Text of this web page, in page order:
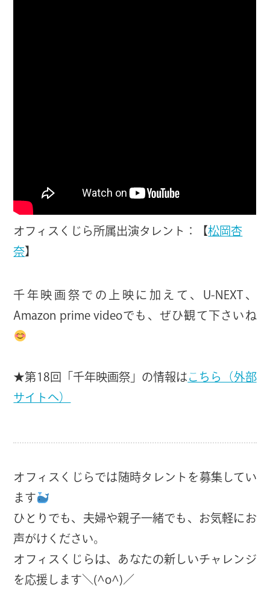
オフィスくじら所属出演タレント：【松岡杏
奈】
千年映画祭での上映に加えて、U-NEXT、
Amazon prime videoでも、ぜひ観て下さいね
★第18回「千年映画祭」の情報は こちら（外部
サイトへ）
オフィスくじらでは随時タレントを募集してい
ます
ひとりでも、夫婦や親子一緒でも、お気軽にお
声がけください。
オフィスくじらは、あなたの新しいチャレンジ
を応援します＼(^o^)／